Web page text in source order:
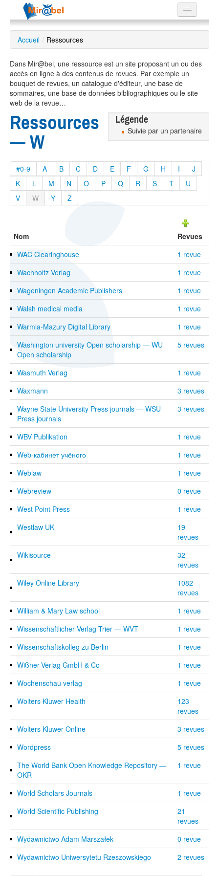
Le réseau
Soutien
Listes
Recherche
avancée
EN
?
Accueil / Ressources
Dans Mir@bel, une ressource est un site proposant un ou des
accès en ligne à des contenus de revues. Par exemple un
bouquet de revues, un catalogue d'éditeur, une base de
sommaires, une base de données bibliographiques ou le site
web de la revue…
Légende
Suivie par un partenaire
Ressources
— W
#0-9 A B C D E F G H I
J
K
L M N O P Q R S T
U
V
W Y Z
Nom
Revues
WAC Clearinghouse
1 revue
Wachholtz Verlag
1 revue
Wageningen Academic Publishers
1 revue
Walsh medical media
1 revue
Warmia-Mazury Digital Library
1 revue
Washington university Open scholarship — WU
Open scholarship
5 revues
Wasmuth Verlag
1 revue
Waxmann
3 revues
Wayne State University Press journals — WSU
Press journals
3 revues
WBV Publikation
1 revue
Web-кабинет учёного
1 revue
Weblaw
1 revue
Webreview
0 revue
West Point Press
1 revue
Westlaw UK
19
revues
Wikisource
32
revues
Wiley Online Library
1082
revues
William & Mary Law school
1 revue
Wissenschaftlicher Verlag Trier — WVT
1 revue
Wissenschaftskolleg zu Berlin
1 revue
Wißner-Verlag GmbH & Co
1 revue
Wochenschau verlag
1 revue
Wolters Kluwer Health
123
revues
Wolters Kluwer Online
3 revues
Wordpress
5 revues
The World Bank Open Knowledge Repository —
OKR
1 revue
World Scholars Journals
1 revue
World Scientific Publishing
21
revues
Wydawnictwo Adam Marszałek
0 revue
Wydawnictwo Uniwersytetu Rzeszowskiego
2 revues